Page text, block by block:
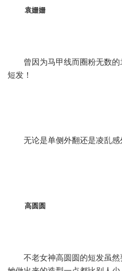
袁姗姗
曾因为马甲线而圈粉无数
短发！
无论是单侧外翻还是凌乱感
高圆圆
不老女神高圆圆的短发虽